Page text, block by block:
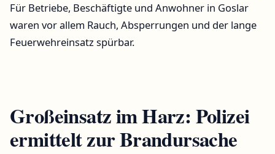
Für Betriebe, Beschäftigte und Anwohner in Goslar
waren vor allem Rauch, Absperrungen und der lange
Feuerwehreinsatz spürbar.
Großeinsatz im Harz: Polizei
ermittelt zur Brandursache